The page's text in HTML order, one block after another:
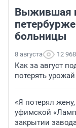
Выжившая
больницы
8 августа 12 968
Как за август
потерять
«Я потерял
уфимской
закрытии